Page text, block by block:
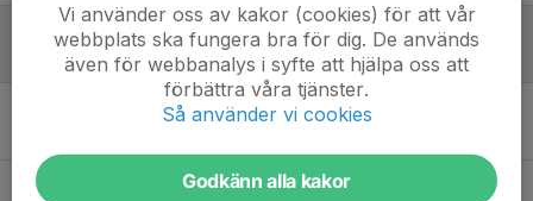
Välkommen till vår nya Domarsida
29 sep 2022 0
Egen sida för våra Föreningsdomare
Vi använder oss av kakor (cookies) för att vår
webbplats ska fungera bra för dig. De används
även för webbanalys i syfte att hjälpa oss att
förbättra våra tjänster.
Så använder vi cookies
Godkänn alla kakor